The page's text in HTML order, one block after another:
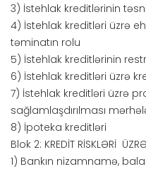
3) İstehlak kreditlərinin
4) İstehlak kreditləri üzrə
təminatın rolu
5) İstehlak kreditlərinin
6) İstehlak kreditləri üzrə
7) İstehlak kreditləri üzrə
sağlamlaşdırılması
8) İpoteka kreditləri
Blok 2: KREDİT RİSKLƏRİ
1) Bankın nizamnamə,